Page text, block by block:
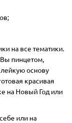
на все тематики.
Вы пинцетом,
основу
красивая
на Новый Год или
или на